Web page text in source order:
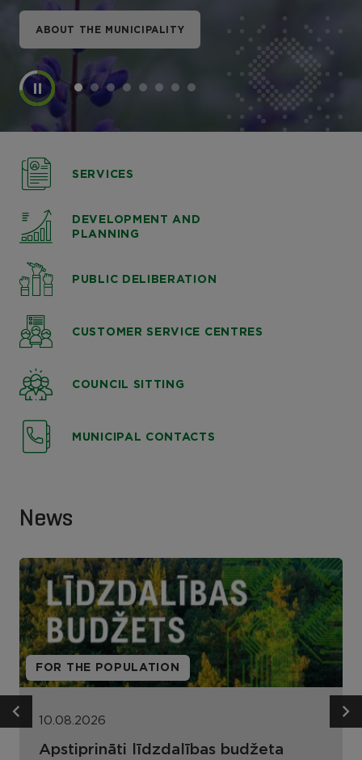
ABOUT THE MUNICIPALITY
ABOUT THE MUNICIPALITY
ABOUT THE MUNICIPALITY
ABOUT THE MUNICIPALITY
ABOUT THE MUNICIPALITY
ABOUT THE MUNICIPALITY
ABOUT THE MUNICIPALITY
ABOUT THE MUNICIPALITY
SERVICES
DEVELOPMENT AND
PLANNING
PUBLIC DELIBERATION
CUSTOMER SERVICE CENTRES
COUNCIL SITTING
MUNICIPAL CONTACTS
News
FOR THE POPULATION
10.08.2026
Apstiprināti līdzdalības budžeta